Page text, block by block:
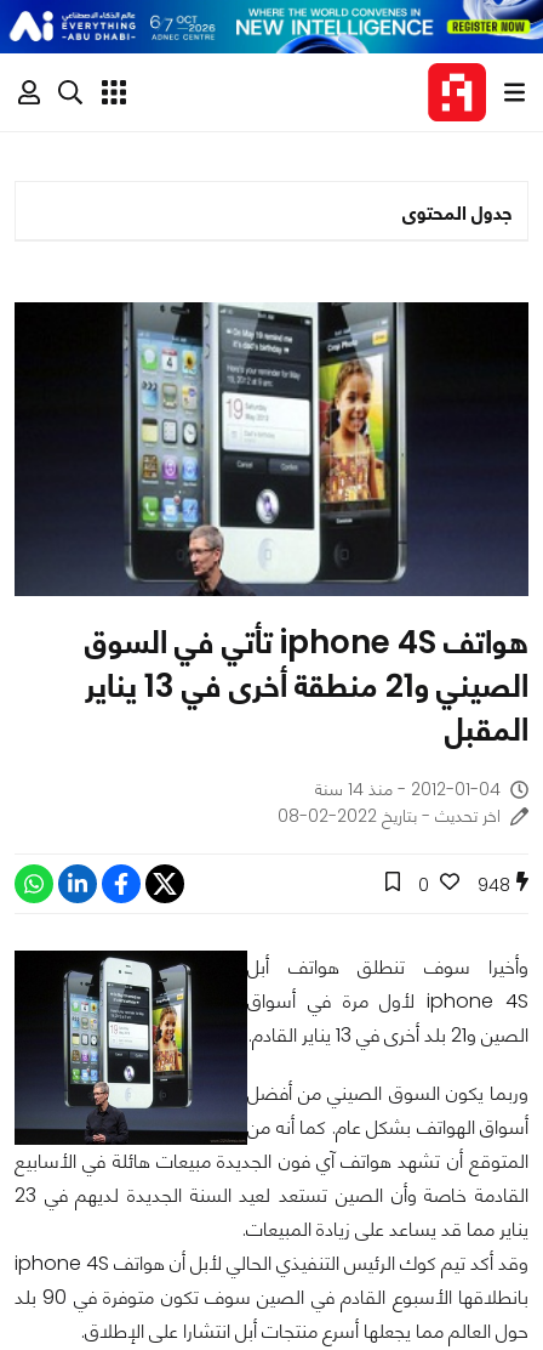
جدول المحتوى
هواتف iphone 4S تأتي في السوق
الصيني و21 منطقة أخرى في 13 يناير
المقبل
2012-01-04 - منذ 14 سنة
اخر تحديث - بتاريخ 2022-02-08
948
0
وأخيرا سوف تنطلق هواتف أبل
iphone 4S لأول مرة في أسواق
الصين و21 بلد أخرى في 13 يناير القادم.
وربما يكون السوق الصيني من أفضل
أسواق الهواتف بشكل عام. كما أنه من
المتوقع أن تشهد هواتف آي فون الجديدة مبيعات هائلة في الأسابيع
القادمة خاصة وأن الصين تستعد لعيد السنة الجديدة لديهم في 23
يناير مما قد يساعد على زيادة المبيعات.
وقد أكد تيم كوك الرئيس التنفيذي الحالي لأبل أن هواتف iphone 4S
بانطلاقها الأسبوع القادم في الصين سوف تكون متوفرة في 90 بلد
حول العالم مما يجعلها أسرع منتجات أبل انتشارا على الإطلاق.